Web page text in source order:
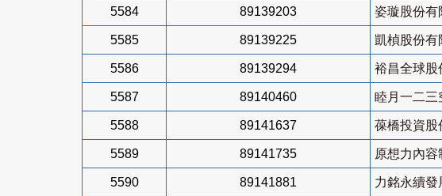
5584 89139203 姿璇股份有
5585 89139225 凱楨股份有
5586 89139294 裕昌全球股
5587 89140460 睦月一二三
5588 89141637 葆橋投資股
5589 89141735 原想力內容
5590 89141881 力銘永續發